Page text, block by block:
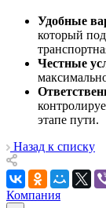
Удобные
который
Честные
этапе пути.
Назад к списку
Компания